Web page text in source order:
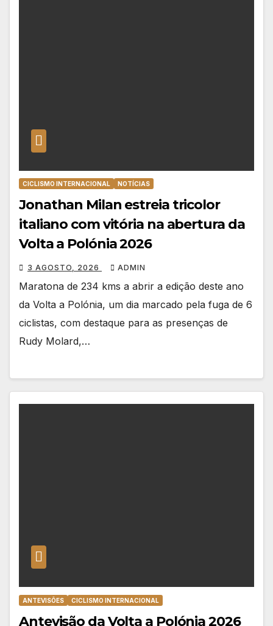
CICLISMO INTERNACIONAL NOTÍCIAS
Jonathan Milan estreia tricolor
italiano com vitória na abertura da
Volta a Polónia 2026
3 AGOSTO, 2026 ADMIN
Maratona de 234 kms a abrir a edição deste ano
da Volta a Polónia, um dia marcado pela fuga de 6
ciclistas, com destaque para as presenças de
Rudy Molard,…
ANTEVISÕES CICLISMO INTERNACIONAL
Antevisão da Volta a Polónia 2026